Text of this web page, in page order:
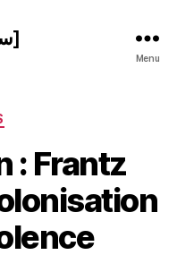
[سي نجيب]
Menu
: Frantz
P
a
r
S